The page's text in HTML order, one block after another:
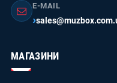
E-MAIL
МАГАЗИНИ